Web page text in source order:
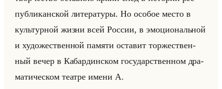
пуб­ли­кан­ской ли­те­ра­ту­ры. Но осо­бое место в
культур­ной жизни всей Рос­сии, в эмо­ци­ональной
и ху­до­же­ствен­ной па­мя­ти оста­вит тор­же­ствен­
ный вечер в Ка­бар­дин­ском го­су­дар­ствен­ном дра­
ма­ти­че­ском те­ат­ре имени А.